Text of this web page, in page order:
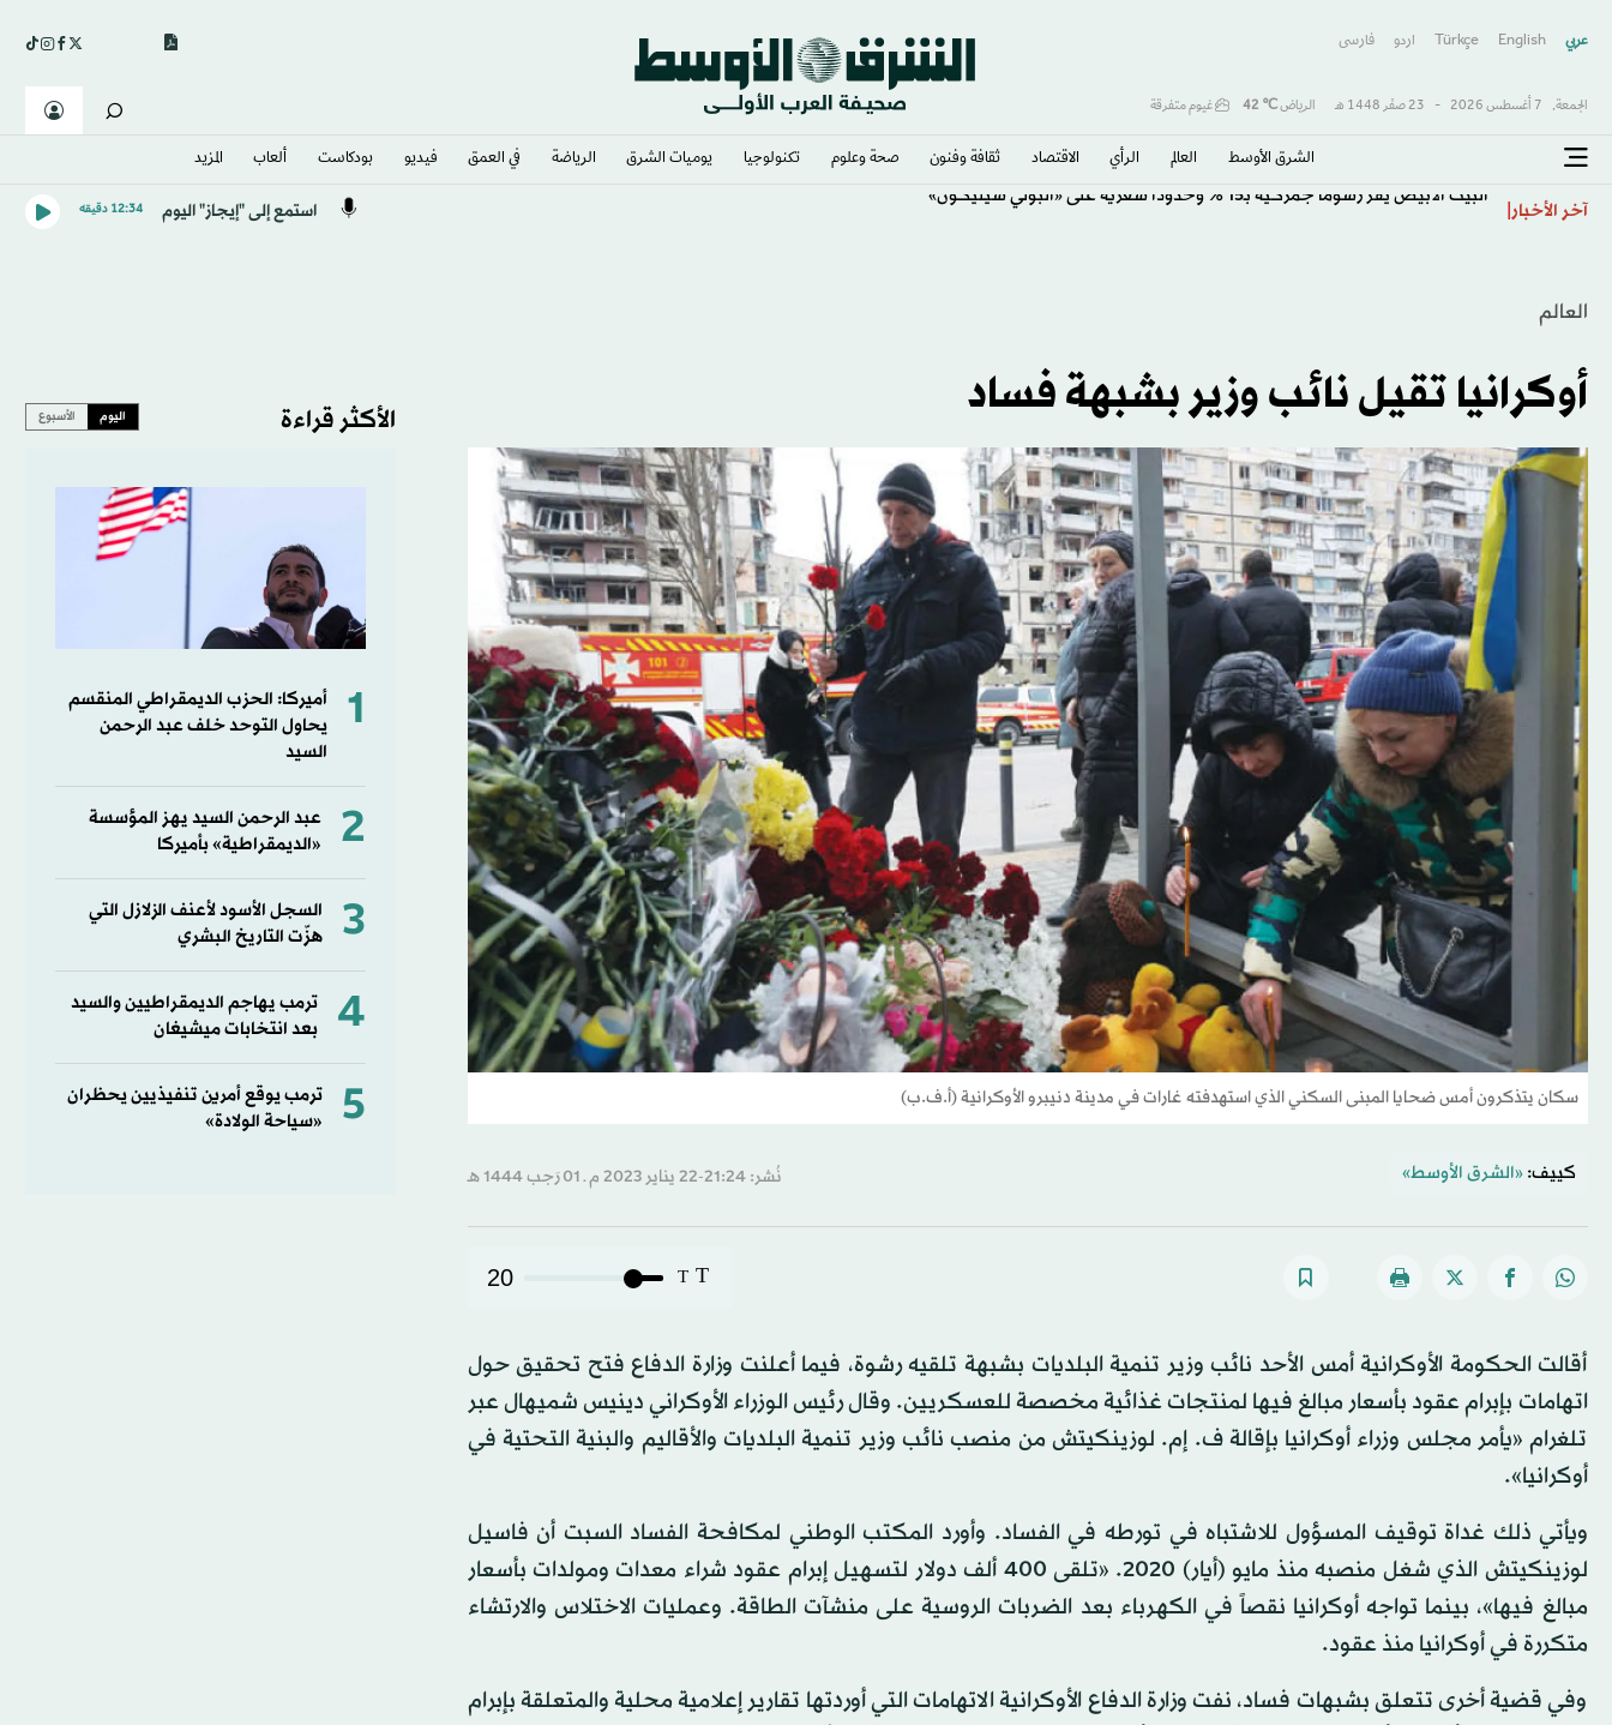
عربي English
Türkçe اردو فارسى
الجمعة, 7 أغسطس 2026 - 23 صفَر 1448 هـ الرياض℃
42 غيوم متفرقة
الشرق الأوسط​ العالم الرأي الاقتصاد ثقافة وفنون صحة وعلوم تكنولوجيا يوميات الشرق​ الرياضة في العمق فيديو بودكاست ألعاب المزيد
آخر الأخبار البيت الأبيض يقر رسوماً جمركية بـ15 % وحدوداً سعرية على «البولي سيليكون» استمع إلى "إيجاز" اليوم 12:34 دقيقه
العالم
أوكرانيا تقيل نائب وزير بشبهة فساد
سكان يتذكرون أمس ضحايا المبنى السكني الذي استهدفته غارات في مدينة دنيبرو الأوكرانية (أ.ف.ب)
كييف: «الشرق الأوسط» نُشر: 21:24-22 يناير 2023 م ـ 01 رَجب 1444 هـ
T
T
20
أقالت الحكومة الأوكرانية أمس الأحد نائب وزير تنمية البلديات بشبهة تلقيه رشوة، فيما أعلنت وزارة الدفاع فتح تحقيق حول
اتهامات بإبرام عقود بأسعار مبالغ فيها لمنتجات غذائية مخصصة للعسكريين. وقال رئيس الوزراء الأوكراني دينيس شميهال عبر
تلغرام «يأمر مجلس وزراء أوكرانيا بإقالة ف. إم. لوزينكيتش من منصب نائب وزير تنمية البلديات والأقاليم والبنية التحتية في
أوكرانيا».
ويأتي ذلك غداة توقيف المسؤول للاشتباه في تورطه في الفساد. وأورد المكتب الوطني لمكافحة الفساد السبت أن فاسيل
لوزينكيتش الذي شغل منصبه منذ مايو (أيار) 2020. «تلقى 400 ألف دولار لتسهيل إبرام عقود شراء معدات ومولدات بأسعار
مبالغ فيها»، بينما تواجه أوكرانيا نقصاً في الكهرباء بعد الضربات الروسية على منشآت الطاقة. وعمليات الاختلاس والارتشاء
متكررة في أوكرانيا منذ عقود.
وفي قضية أخرى تتعلق بشبهات فساد، نفت وزارة الدفاع الأوكرانية الاتهامات التي أوردتها تقارير إعلامية محلية والمتعلقة بإبرام
الأكثر قراءة اليوم الأسبوع
1
أميركا: الحزب الديمقراطي المنقسم
يحاول التوحد خلف عبد الرحمن
السيد
2
عبد الرحمن السيد يهز المؤسسة
«الديمقراطية» بأميركا
3
السجل الأسود لأعنف الزلازل التي
هزّت التاريخ البشري
4
ترمب يهاجم الديمقراطيين والسيد
بعد انتخابات ميشيغان
5
ترمب يوقع أمرين تنفيذيين يحظران
«سياحة الولادة»